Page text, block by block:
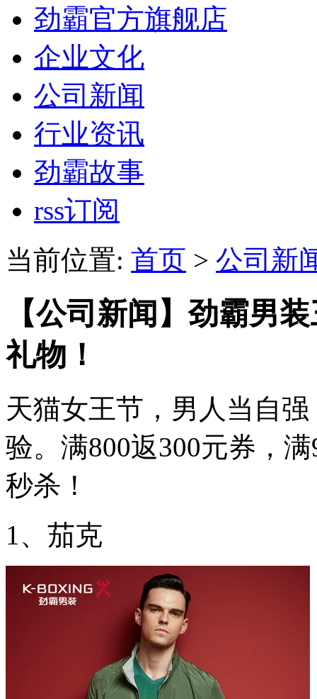
劲霸官方旗舰店
企业文化
公司新闻
行业资讯
劲霸故事
rss订阅
当前位置: 首页 > 公司新
【公司新闻】劲霸男
礼物！
天猫女王节，男人当自
验。满800返300元券，
秒杀！
1、茄克